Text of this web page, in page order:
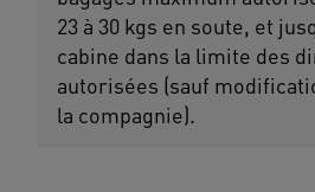
23 à 30 kgs en soute, et
cabine dans la limite des
autorisées (sauf
la compagnie).